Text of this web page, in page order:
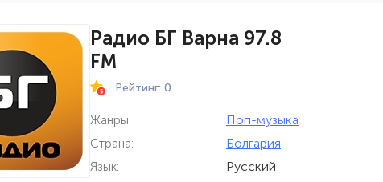
Радио БГ Варна 97.8
FM
Рейтинг: 0
Жанры: Поп-музыка
Страна: Болгария
Язык: Русский